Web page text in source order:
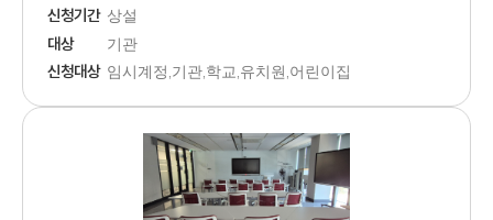
신청기간 상설
대상 기관
신청대상 임시계정,기관,학교,유치원,어린이집